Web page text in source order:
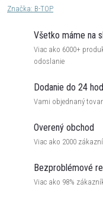
Značka: B-TOP
Všetko máme na
Viac ako 6000+
odoslanie
Dodanie do 24
Vami objednaný
Overený obchod
Viac ako 2000
Bezproblémové
Viac ako 98%